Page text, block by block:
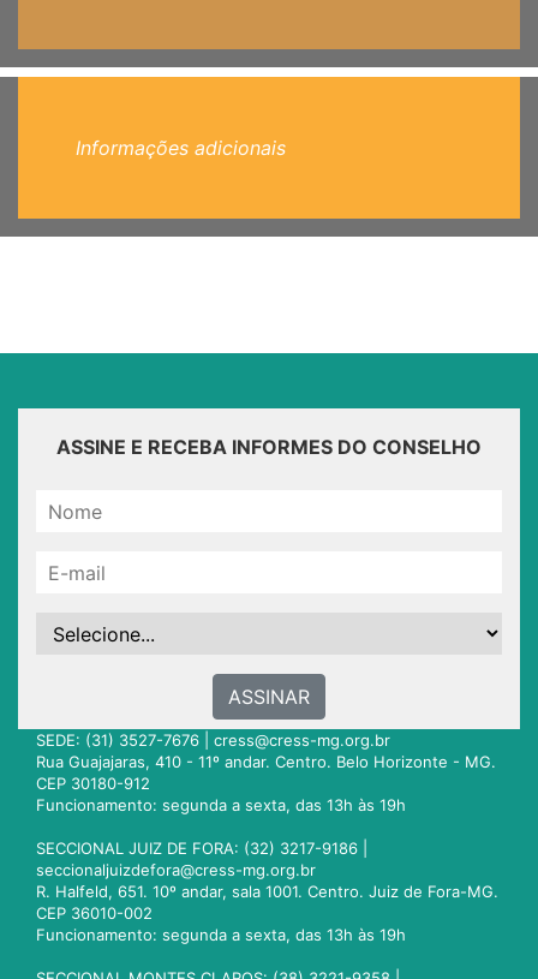
Informações adicionais
ASSINE E RECEBA INFORMES DO CONSELHO
ASSINAR
SEDE: (31) 3527-7676 | cress@cress-mg.org.br
Rua Guajajaras, 410 - 11º andar. Centro. Belo Horizonte - MG.
CEP 30180-912
Funcionamento: segunda a sexta, das 13h às 19h
SECCIONAL JUIZ DE FORA: (32) 3217-9186 |
seccionaljuizdefora@cress-mg.org.br
R. Halfeld, 651. 10º andar, sala 1001. Centro. Juiz de Fora-MG.
CEP 36010-002
Funcionamento: segunda a sexta, das 13h às 19h